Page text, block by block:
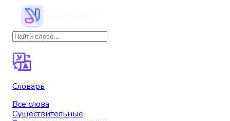
Словарь
Все слова
Существительные